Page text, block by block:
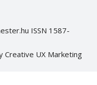
ISSN 1587-
Creative UX Marketing